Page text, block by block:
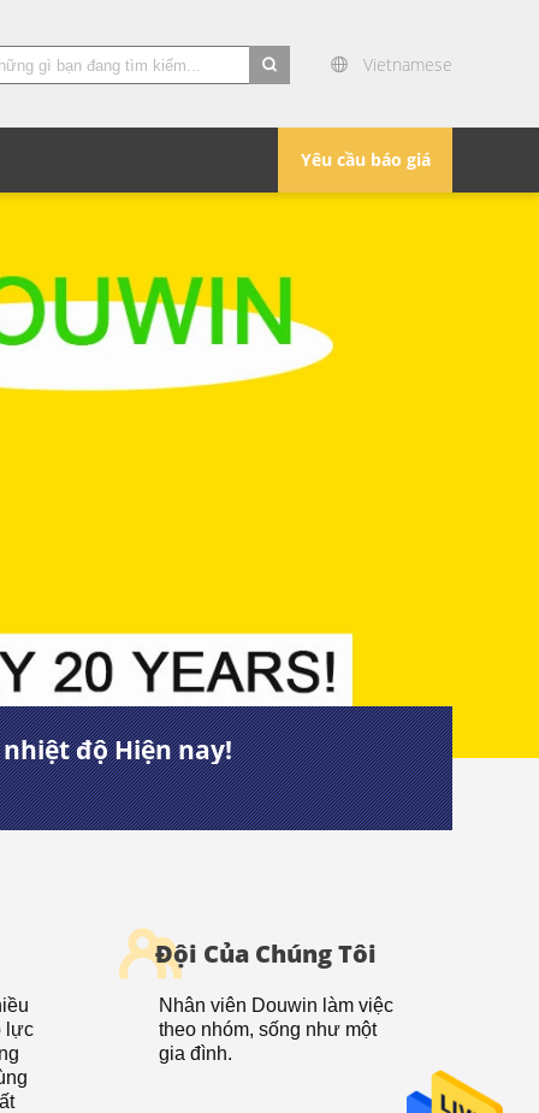
Vietnamese
Yêu cầu báo giá
độ Hiện nay!
lực
Đội Của Chúng Tôi
Nhân viên Douwin làm việc
theo nhóm, sống như một
gia đình.